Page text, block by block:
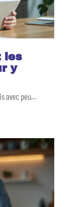
les
y
avec peu…